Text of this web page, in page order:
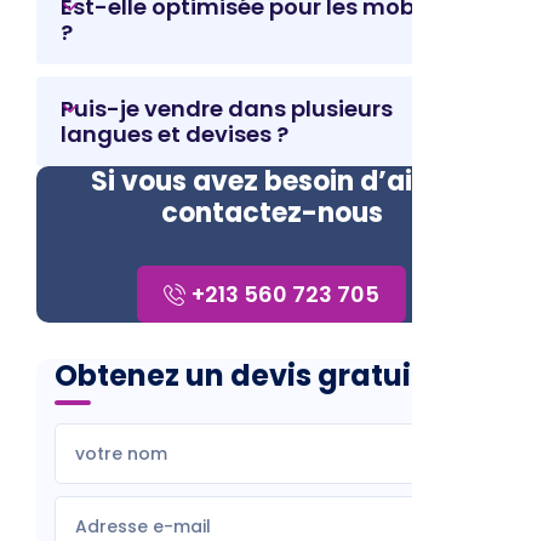
Si vous avez besoin d’aide,
contactez-nous
+213 560 723 705
Obtenez un devis gratuit
Est-elle optimisée pour les mobiles
?
Puis-je vendre dans plusieurs
langues et devises ?